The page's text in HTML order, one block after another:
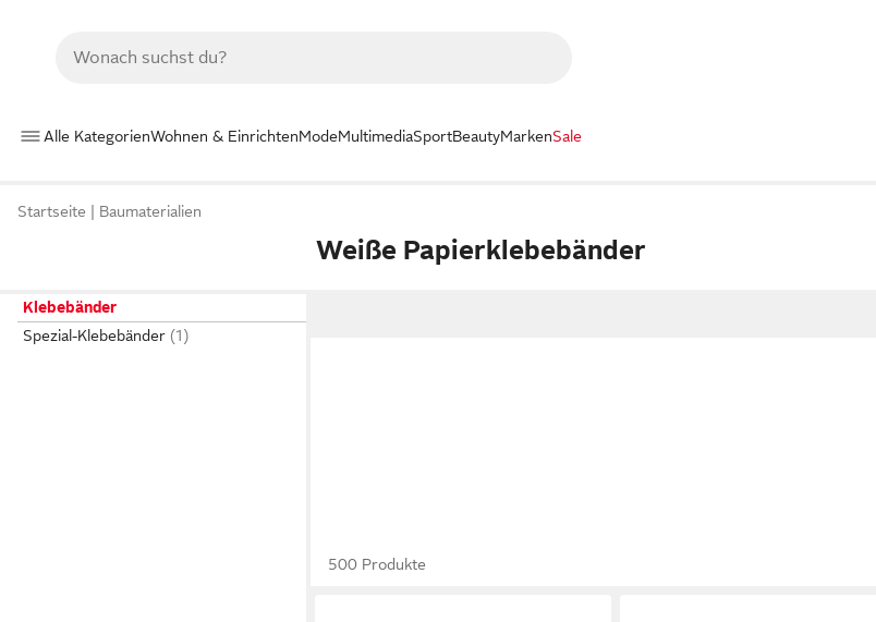
Alle KategorienWohnen & EinrichtenModeMultimediaSportBeautyMarkenSale
Startseite Baumaterialien
Weiße Papierklebebänder
Klebebänder
Spezial-Klebebänder
500 Produkte